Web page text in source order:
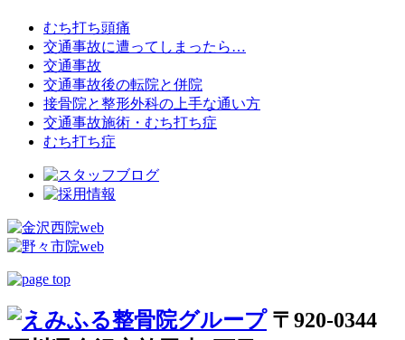
むち打ち頭痛
交通事故に遭ってしまったら…
交通事故
交通事故後の転院と併院
接骨院と整形外科の上手な通い方
交通事故施術・むち打ち症
むち打ち症
〒920-0344